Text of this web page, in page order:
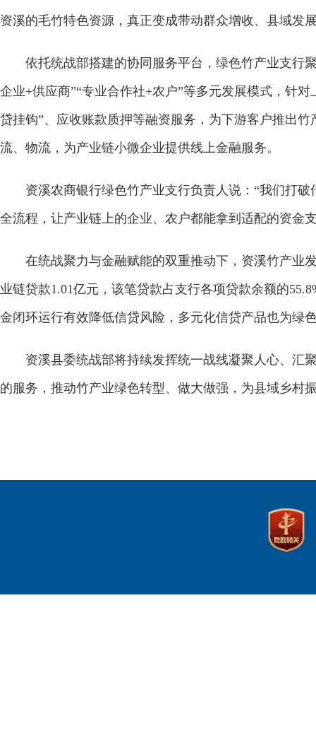
资溪的毛竹特色资源，真正变成带动群众增收、县域发
依托统战部搭建的协同服务平台，绿色竹产业支行聚
企业+供应商”“专业合作社+农户”等多元发展模式，针
贷挂钩”、应收账款质押等融资服务，为下游客户推出
流、物流，为产业链小微企业提供线上金融服务。
资溪农商银行绿色竹产业支行负责人说：“我们打破
全流程，让产业链上的企业、农户都能拿到适配的资金
在统战聚力与金融赋能的双重推动下，资溪竹产业发
业链贷款1.01亿元，该笔贷款占支行各项贷款余额的
金闭环运行有效降低信贷风险，多元化信贷产品也为绿
资溪县委统战部将持续发挥统一战线凝聚人心、汇聚
的服务，推动竹产业绿色转型、做大做强，为县域乡村